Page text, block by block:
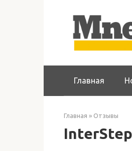
Главная
Главная » Отзывы
InterStep